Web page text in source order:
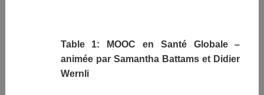
Table 1: MOOC en Santé Globale –
animée par Samantha Battams et Didier
Wernli